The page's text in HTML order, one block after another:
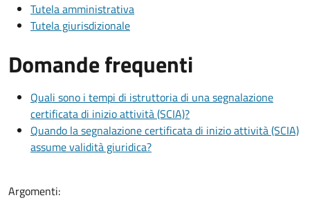
Tutela amministrativa
Tutela giurisdizionale
Domande frequenti
Quali sono i tempi di istruttoria di una segnalazione
certificata di inizio attività (SCIA)?
Quando la segnalazione certificata di inizio attività (SCIA)
assume validità giuridica?
Argomenti: